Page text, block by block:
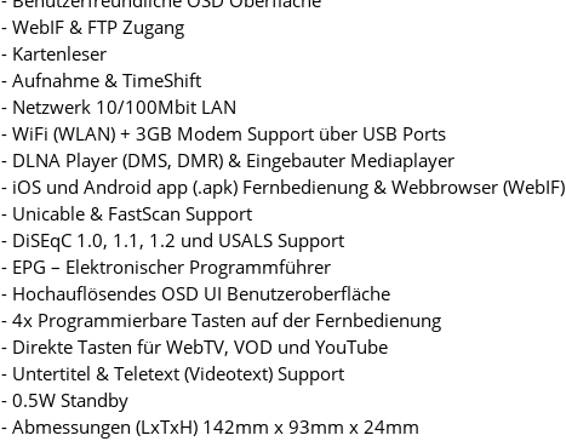
- WebIF & FTP Zugang
- Kartenleser
- Aufnahme & TimeShift
- Netzwerk 10/100Mbit LAN
- WiFi (WLAN) + 3GB Modem Support über USB Ports
- DLNA Player (DMS, DMR) & Eingebauter Mediaplayer
- iOS und Android app (.apk) Fernbedienung & Webbrowser (WebIF)
- Unicable & FastScan Support
- DiSEqC 1.0, 1.1, 1.2 und USALS Support
- EPG – Elektronischer Programmführer
- Hochauflösendes OSD UI Benutzeroberfläche
- 4x Programmierbare Tasten auf der Fernbedienung
- Direkte Tasten für WebTV, VOD und YouTube
- Untertitel & Teletext (Videotext) Support
- 0.5W Standby
- Abmessungen (LxTxH) 142mm x 93mm x 24mm